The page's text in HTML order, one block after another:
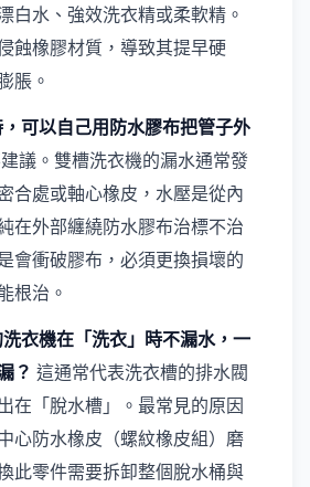
白水、強效洗衣精或柔軟精。
蝕橡膠材質，導致其提早硬
脹。
可以自己用防水膠布把管子外
議。雙槽洗衣機的漏水通常發
合處或軸心橡皮，水壓是從內
在外部纏繞防水膠布治標不治
會衝破膠布，必須更換損壞的
根治。
衣機在「洗衣」時不漏水，一
？ 這通常代表洗衣槽的排水閥
在「脫水槽」。最常見的原因
心防水橡皮（螺紋橡皮組）磨
此零件需要拆卸整個脫水桶與